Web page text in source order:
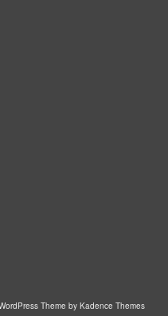
Theme by Kadence Themes